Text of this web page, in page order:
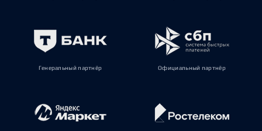
Генеральный партнёр Официальный партнёр